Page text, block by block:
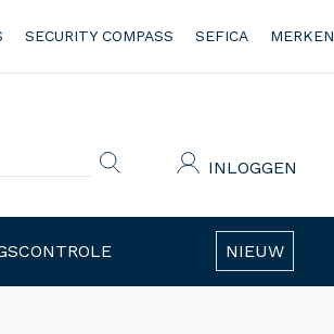
SECURITY COMPASS SEFICA MERKEN
INLOGGEN
NIEUW